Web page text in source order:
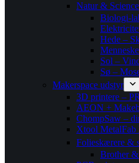
Natur & Science
Biologi-
Hede –
Sol –
Sø –
Makerspace udstyr
3D printere –
AEON +
ChompSaw –
Xtool MetalFab
Folieskærere &
Brother